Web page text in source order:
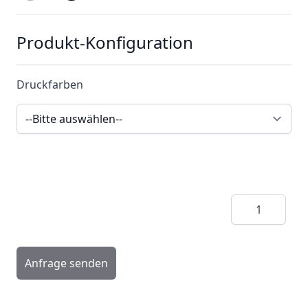
Produkt-Konfiguration
Druckfarben
Menge
Anfrage senden